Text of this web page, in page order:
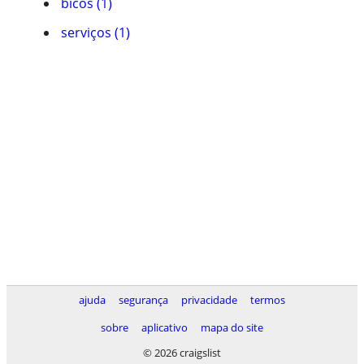
serviços (1)
ajuda segurança privacidade
termos
sobre
aplicativo
mapa do site
© 2026 craigslist